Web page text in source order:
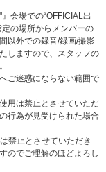
会場での“OFFICIAL出
の場所からメンバーの
以外での録音/録画/撮影
しますので、スタッフの
ご迷惑にならない範囲で
用は禁止とさせていただ
行為が見受けられた場合
禁止とさせていただき
のでご理解のほどよろし